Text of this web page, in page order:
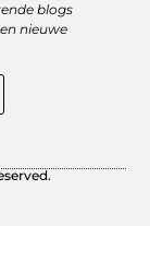
blogs
nieuwe